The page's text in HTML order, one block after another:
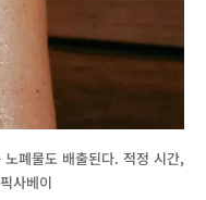
폐물도 배출된다. 적정 시간,
사베이